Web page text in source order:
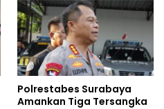
Polrestabes Surabaya
Amankan Tiga Tersangka